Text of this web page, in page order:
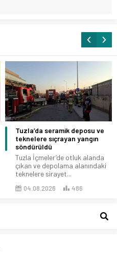
Tuzla’da seramik deposu ve
teknelere sıçrayan yangın
söndürüldü
Tuzla İçmeler’de otluk alanda
çıkan ve depolama alanındaki
teknelere sirayet...
04.08.2026 486